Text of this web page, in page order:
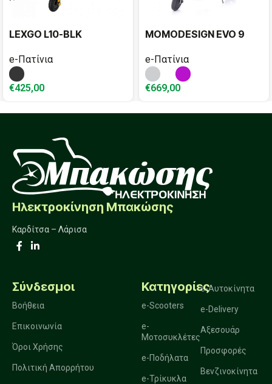
LEXGO L10-BLK
e-Πατίνια
€425,00
MOMODESIGN EVO 9
e-Πατίνια
€669,00
Ηλεκτροκίνηση Μπακώσης
Καρδίτσα – Λάρισα
Σύνδεσμοι
Βοήθεια
Επικοινωνία
Όροι Χρήσης
Πολιτική Απορρήτου
Κατηγορίες
e-Scooters
e-
Μοτοσυκλέτες
e-Ποδήλατα
e-Τρίκυκλα
e-Αυτοκίνητα
e-Delivery
Αξεσουάρ
Προσφορές
Βενζινοκίνητα